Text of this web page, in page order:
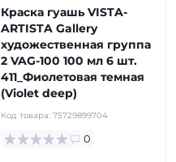
Краска гуашь VISTA-
ARTISTA Gallery
художественная группа
2 VAG-100 100 мл 6 шт.
411_Фиолетовая темная
(Violet deep)
Код товара: 75729899704
0